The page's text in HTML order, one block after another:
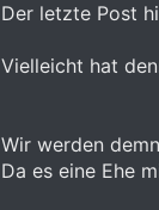
o
n
Der letzte Post
Vielleicht hat
Wir werden
Da es eine Ehe